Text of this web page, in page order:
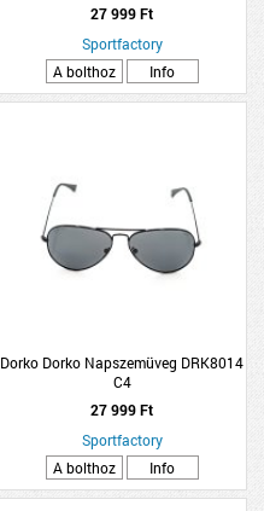
27 999 Ft
Sportfactory
A bolthoz
Info
Dorko Dorko Napszemüveg DRK8014
C4
27 999 Ft
Sportfactory
A bolthoz
Info